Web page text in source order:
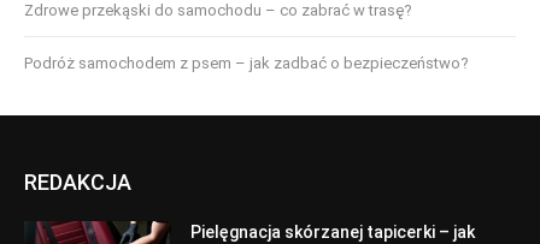
Zdrowe przekąski do samochodu – co zabrać w trasę?
Podróż samochodem z psem – jak zadbać o bezpieczeństwo?
REDAKCJA
Pielęgnacja skórzanej tapicerki – jak